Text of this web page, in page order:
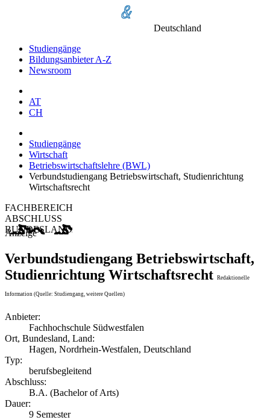
Deutschland
Studiengänge
Bildungsanbieter A-Z
Newsroom
AT
CH
Studiengänge
Wirtschaft
Betriebswirtschaftslehre (BWL)
Verbundstudiengang Betriebswirtschaft, Studienrichtung
Wirtschaftsrecht
FACHBEREICH
ABSCHLUSS
BUNDESLAND
Anzeige
Verbundstudiengang Betriebswirtschaft,
Studienrichtung Wirtschaftsrecht Redaktionelle
Information (Quelle: Studiengang, weitere Quellen)
Anbieter:
Fachhochschule Südwestfalen
Ort, Bundesland, Land:
Hagen, Nordrhein-Westfalen, Deutschland
Typ:
berufsbegleitend
Abschluss:
B.A. (Bachelor of Arts)
Dauer:
9 Semester